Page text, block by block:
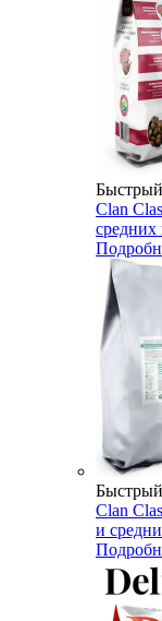
Clan
средних
Clan
и